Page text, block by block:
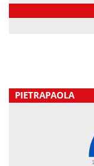
PIETRAPAOLA